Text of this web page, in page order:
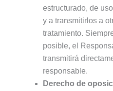
estructurado, de
y a transmitirlos a
tratamiento.
posible, el
transmitirá
responsable.
Derecho de